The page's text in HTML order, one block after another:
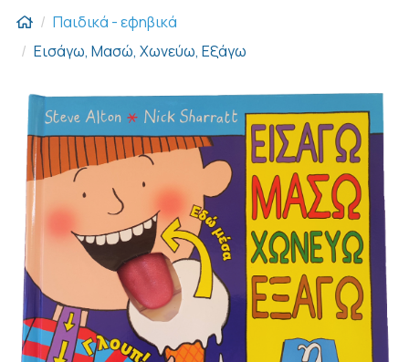
Παιδικά - εφηβικά
Εισάγω, Μασώ, Χωνεύω, Εξάγω